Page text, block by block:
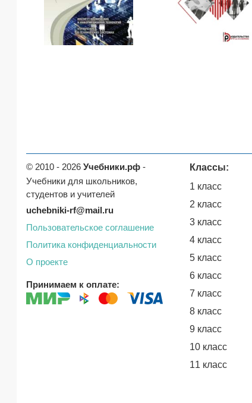
© 2010 - 2026 Учебники.рф -
Учебники для школьников,
студентов и учителей
uchebniki-rf@mail.ru
Пользовательское соглашение
Политика конфиденциальности
О проекте
Принимаем к оплате:
Классы:
1 класс
2 класс
3 класс
4 класс
5 класс
6 класс
7 класс
8 класс
9 класс
10 класс
11 класс